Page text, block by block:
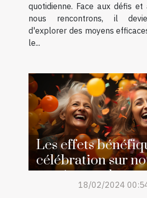
quotidienne. Face aux défis
nous rencontrons, il
d'explorer des moyens
le...
Les effets
célébration sur
santé mentale
18/02/2024